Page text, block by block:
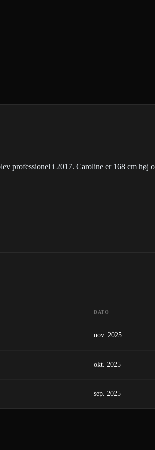
professionel i 2017. Caroline er 168 cm høj
DATO
nov. 2025
okt. 2025
sep. 2025